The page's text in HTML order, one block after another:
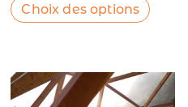
Choix des options